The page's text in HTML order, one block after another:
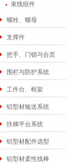
束线组件
螺栓、螺母
支撑件
把手、门锁与合页
围栏与防护系统
工作台、框架
铝型材输送系统
扶梯平台系统
铝型材配件选型
铝型材柔性线棒